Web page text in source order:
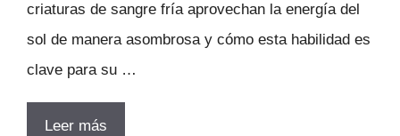
criaturas de sangre fría aprovechan la energía del
sol de manera asombrosa y cómo esta habilidad es
clave para su …
Leer más